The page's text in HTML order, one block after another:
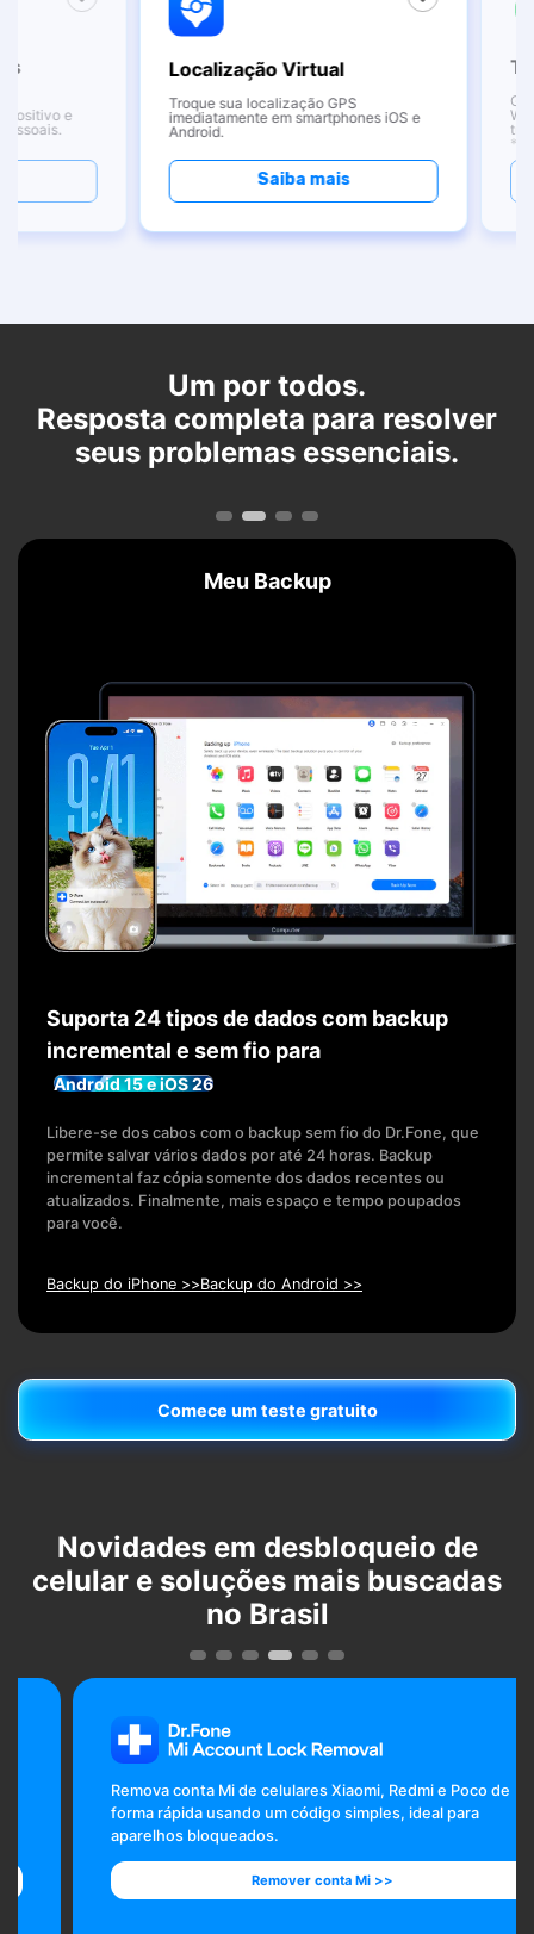
e
Localização Virtual
Troque sua localização GPS
imediatamente em smartphones iOS e
Android.
Saiba mais
*
Um por todos.
Resposta completa para resolver
seus problemas essenciais.
Suporta 24 tipos de dados com backup
incremental e sem fio para
Android 15 e iOS 26
Libere-se dos cabos com o backup sem fio do Dr.Fone, que
permite salvar vários dados por até 24 horas. Backup
incremental faz cópia somente dos dados recentes ou
atualizados. Finalmente, mais espaço e tempo poupados
para você.
Backup do iPhone >>Backup do Android >>
Meu Backup
Comece um teste gratuito
Comece um teste gratuito
Novidades em desbloqueio de
celular e soluções mais buscadas
no Brasil
Remova conta Mi de celulares Xiaomi, Redmi e Poco de
forma rápida usando um código simples, ideal para
aparelhos bloqueados.
Remover conta Mi >>
Remover conta Mi >>